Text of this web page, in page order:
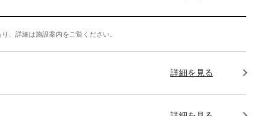
、詳細は施設案内をご覧ください。
詳細を見る